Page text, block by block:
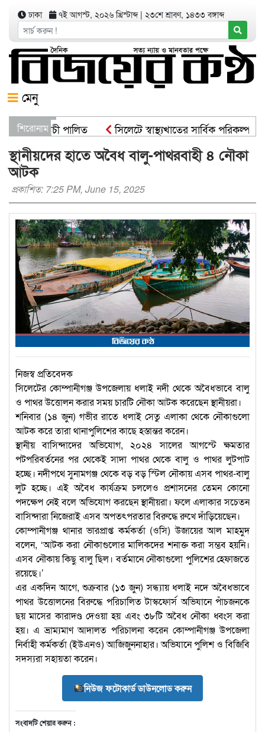
ঢাকা ৭ই আগস্ট, ২০২৬ খ্রিস্টাব্দ| ২৩শে শ্রাবণ, ১৪৩৩ বঙ্গাব্দ
মেনু
শিরোনাম
কর্মসূচী পালিত
সিলেটে স্বাস্থ্যখাতের সার্বিক পরিকল্পনা
সিসিকের পাঁচ ওয়ার্ডে এক হাজার গাছের চারা
স্থানীয়দের হাতে অবৈধ বালু-পাথরবাহী ৪ নৌকা
আটক
প্রকাশিত: 7:25 PM, June 15, 2025
নিজস্ব প্রতিবেদক
সিলেটের কোম্পানীগঞ্জ উপজেলায় ধলাই নদী থেকে অবৈধভাবে বালু
ও পাথর উত্তোলন করার সময় চারটি নৌকা আটক করেছেন স্থানীয়রা।
শনিবার (১৪ জুন) গভীর রাতে ধলাই সেতু এলাকা থেকে নৌকাগুলো
আটক করে তারা থানাপুলিশের কাছে হস্তান্তর করেন।
স্থানীয় বাসিন্দাদের অভিযোগ, ২০২৪ সালের আগস্টে ক্ষমতার
পটপরিবর্তনের পর থেকেই সাদা পাথর থেকে বালু ও পাথর লুটপাট
হচ্ছে। নদীপথে সুনামগঞ্জ থেকে বড় বড় স্টিল নৌকায় এসব পাথর-বালু
লুট হচ্ছে। এই অবৈধ কার্যক্রম চললেও প্রশাসনের তেমন কোনো
পদক্ষেপ নেই বলে অভিযোগ করছেন স্থানীয়রা। ফলে এলাকার সচেতন
বাসিন্দারা নিজেরাই এসব অপতৎপরতার বিরুদ্ধে রুখে দাঁড়িয়েছেন।
কোম্পানীগঞ্জ থানার ভারপ্রাপ্ত কর্মকর্তা (ওসি) উজায়ের আল মাহমুদ
বলেন, ‘আটক করা নৌকাগুলোর মালিকদের শনাক্ত করা সম্ভব হয়নি।
এসব নৌকায় কিছু বালু ছিল। বর্তমানে নৌকাগুলো পুলিশের হেফাজতে
রয়েছে।’
এর একদিন আগে, শুক্রবার (১৩ জুন) সন্ধ্যায় ধলাই নদে অবৈধভাবে
পাথর উত্তোলনের বিরুদ্ধে পরিচালিত টাস্কফোর্স অভিযানে পাঁচজনকে
ছয় মাসের কারাদণ্ড দেওয়া হয় এবং ৩৮টি অবৈধ নৌকা ধ্বংস করা
হয়। এ ভ্রাম্যমাণ আদালত পরিচালনা করেন কোম্পানীগঞ্জ উপজেলা
নির্বাহী কর্মকর্তা (ইউএনও) আজিজুননাহার। অভিযানে পুলিশ ও বিজিবি
সদস্যরা সহায়তা করেন।
নিউজ ফটোকার্ড ডাউনলোড করুন
সংবাদটি শেয়ার করুন :